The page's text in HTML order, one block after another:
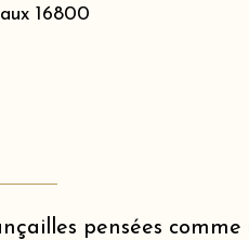
16800
pensées